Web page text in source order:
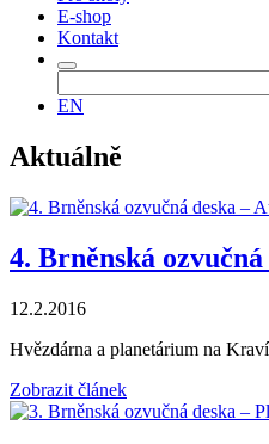
E-shop
Kontakt
EN
Aktuálně
4. Brněnská
12.2.2016
Hvězdárna a planetárium na
Zobrazit článek